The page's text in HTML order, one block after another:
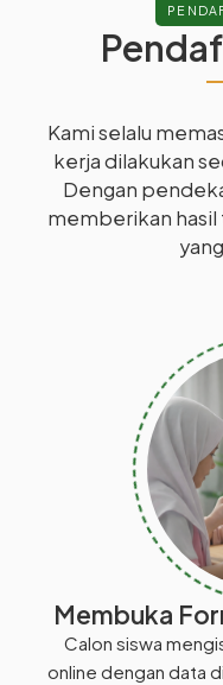
Kami selalu
kerja dilakukan
Dengan
memberikan
Membuka
Calon siswa
online dengan data